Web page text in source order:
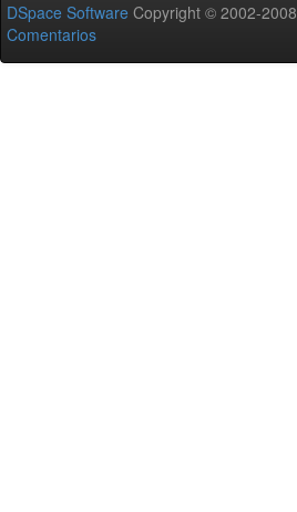
DSpace Software Copyright © 2002-2008
Comentarios